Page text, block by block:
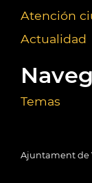
Atención
Actualidad
Temas
Ajuntament de